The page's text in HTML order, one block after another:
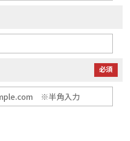
必須